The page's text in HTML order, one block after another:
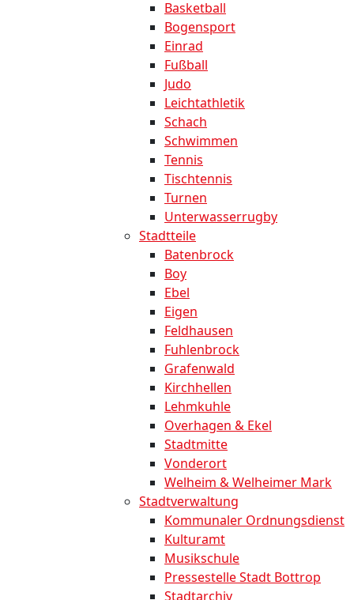
Basketball
Bogensport
Einrad
Fußball
Judo
Leichtathletik
Schach
Schwimmen
Tennis
Tischtennis
Turnen
Unterwasserrugby
Stadtteile
Batenbrock
Boy
Ebel
Eigen
Feldhausen
Fuhlenbrock
Grafenwald
Kirchhellen
Lehmkuhle
Overhagen & Ekel
Stadtmitte
Vonderort
Welheim & Welheimer Mark
Stadtverwaltung
Kommunaler Ordnungsdienst
Kulturamt
Musikschule
Pressestelle Stadt Bottrop
Stadtarchiv